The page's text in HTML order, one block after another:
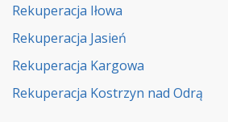
Rekuperacja Iłowa
Rekuperacja Jasień
Rekuperacja Kargowa
Rekuperacja Kostrzyn nad Odrą